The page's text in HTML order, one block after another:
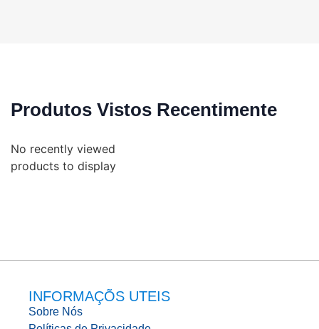
Produtos Vistos Recentimente
No recently viewed
products to display
INFORMAÇÕS UTEIS
Sobre Nós